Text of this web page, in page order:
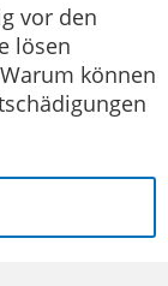
vor den
lösen
können